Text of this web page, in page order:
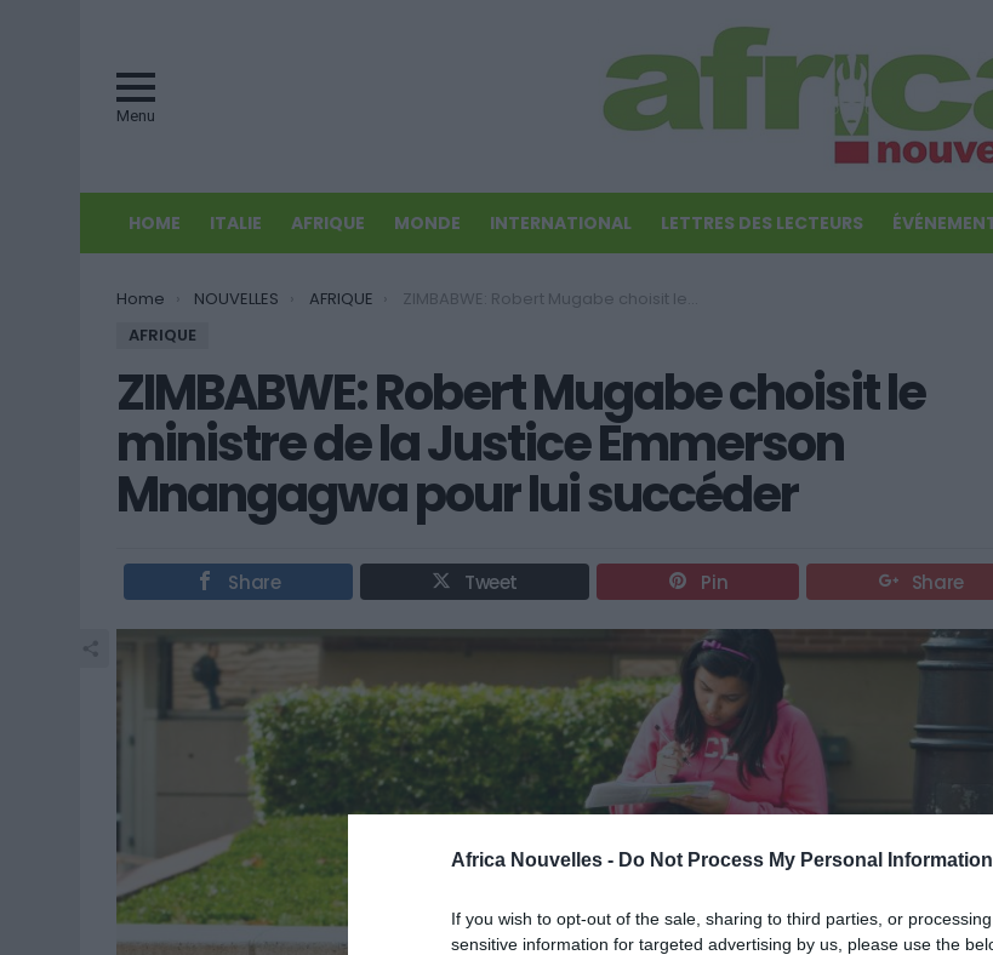
Africa Nouvelles - Do Not Process My Personal Information
If you wish to opt-out of the sale, sharing to third parties, or
sensitive information for targeted advertising by us, please use the
Menu
HOME ITALIE AFRIQUE MONDE INTERNATIONAL LETTRES DES LECTEURS
You are here:
Home NOUVELLES AFRIQUE
ZIMBABWE: Robert Mugabe choisit le ministre de la Justice Emmerson Mnangagwa pour lui succéder
AFRIQUE
ZIMBABWE: Robert Mugabe choisit le
ministre de la Justice Emmerson
Mnangagwa pour lui succéder
Share Tweet Pin Share